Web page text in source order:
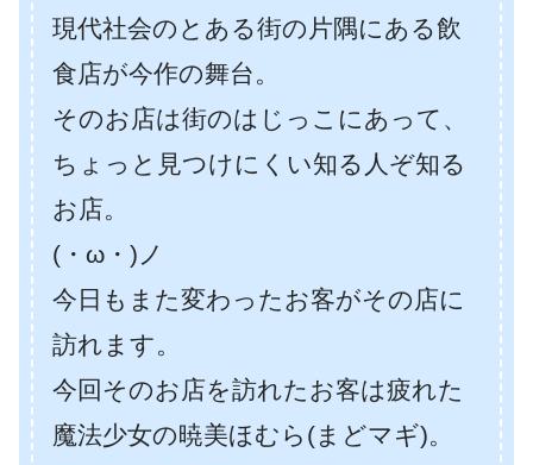
現代社会のとある街の片隅にある飲
食店が今作の舞台。
そのお店は街のはじっこにあって、
ちょっと見つけにくい知る人ぞ知る
お店。
(・ω・)ノ
今日もまた変わったお客がその店に
訪れます。
今回そのお店を訪れたお客は疲れた
魔法少女の暁美ほむら(まどマギ)。